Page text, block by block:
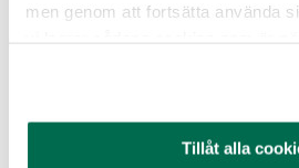
men genom att fortsätta använda
Tillåt alla
0,5 dl hackad dill